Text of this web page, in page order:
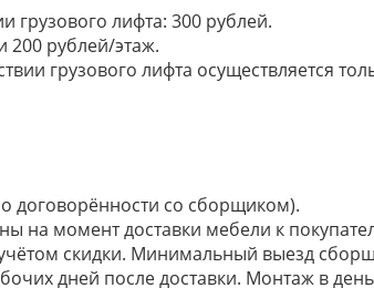
грузового лифта: 300 рублей.
200 рублей/этаж.
грузового лифта осуществляется
договорённости со сборщиком).
на момент доставки мебели к
скидки. Минимальный выезд
дней после доставки. Монтаж в